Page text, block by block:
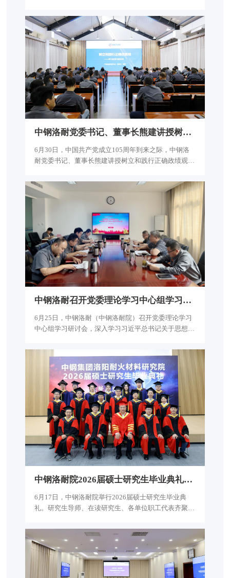
技术与发展路径。中钢洛耐总经理、党委副书记左锐，
常务副总经理耿可明出席会议。
中钢洛耐党委书记、董事长熊建讲授树立
6月30日，中国共产党成立105周年到来之际，中钢洛
耐党委书记、董事长熊建讲授树立和践行正确政绩观学
负责人、业务骨干、团员青年代表及所在支部全体党员
和基层联系点党员代表参加会议。
中钢洛耐召开党委理论学习 中心组学习 研
6月25日，中钢洛耐（中钢洛耐院）召开党委理论学习
中心组学习研讨会，深入学习习近平总书记关于思想政
例》、深入贯彻习近平总书记关于工人阶级和工会工作
的重要论述，推动产业工人队伍建设改革走深走实。中
钢洛耐党委理论学习中心组成员参加会议，并结合工作
实际就学习内容谈认识、谈思路、谈举措。
中钢洛耐院2026届硕士研究生毕业典礼圆
6月17日，中钢洛耐院举行2026届硕士研究生毕业典
礼。研究生导师、在读研究生、各单位职工代表齐聚现
熊建，副总经理、学位评定委员会主席、硕士生导师王
文武，副总经理、硕士生导师张利新出席本次典礼。